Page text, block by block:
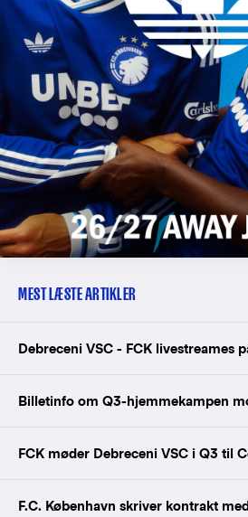
MEST LÆSTE ARTIKLER
Debreceni VSC - FCK livestreames
Billetinfo om Q3-hjemmekampen
FCK møder Debreceni VSC i Q3 til
F.C. København skriver kontrakt